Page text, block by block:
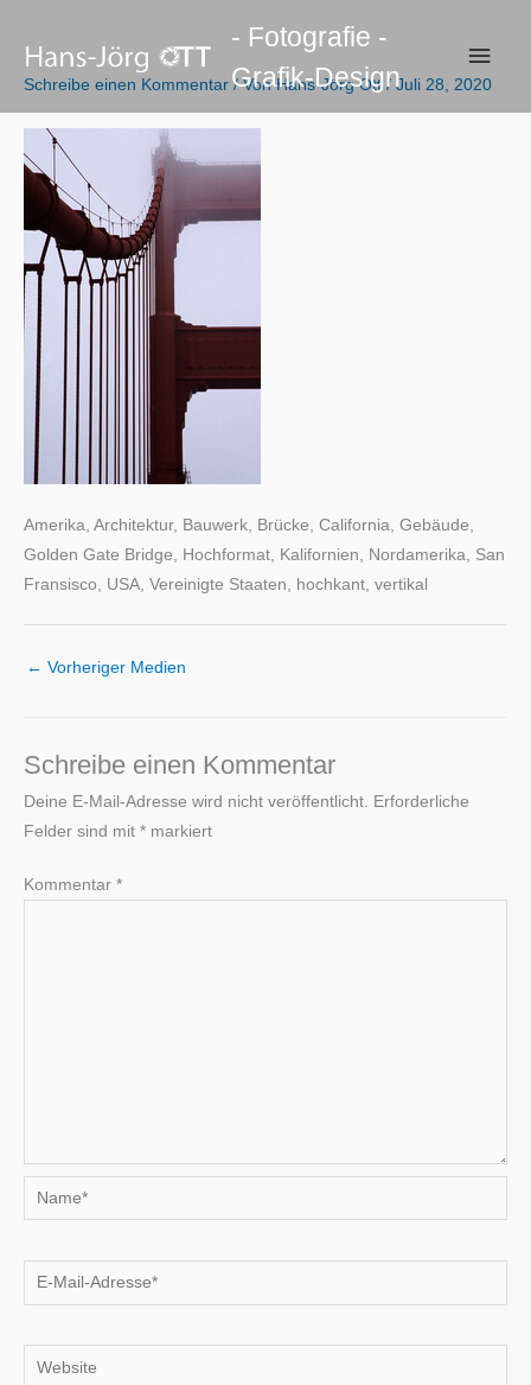
Inhalt
springen
- Fotografie -
Grafik-Design
Schreibe einen Kommentar / VonHans-Jörg Ott / Juli 28, 2020
Amerika, Architektur, Bauwerk, Brücke, California, Gebäude,
Golden Gate Bridge, Hochformat, Kalifornien, Nordamerika, San
Fransisco, USA, Vereinigte Staaten, hochkant, vertikal
← Vorheriger Medien
Schreibe einen Kommentar
Deine E-Mail-Adresse wird nicht veröffentlicht. Erforderliche
Felder sind mit * markiert
Kommentar *
Name*
E-
Mail-
Website